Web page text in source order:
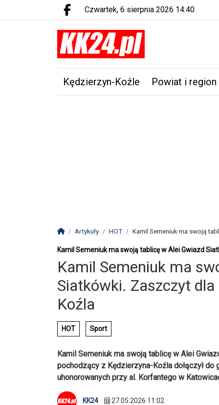
Facebook.com
czwartek, 6 sierpnia 2026 14:40
Kędzierzyn-Koźle Powiat i region
Strona główna
Artykuły HOT Kamil Semeniuk ma swoją
Kamil Semeniuk ma swoją tablicę w Alei Gwiazd
Kamil Semeniuk ma
Siatkówki. Zaszczyt
Koźla
HOT Sport
Kamil Semeniuk ma swoją tablicę w Alei
pochodzący z Kędzierzyna-Koźla dołączył
uhonorowanych przy al. Korfantego w
KK24 27.05.2026 11:02